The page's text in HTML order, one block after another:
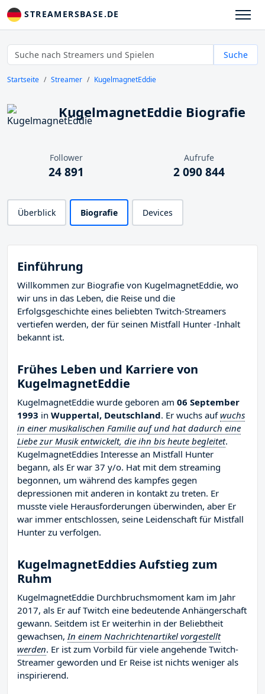
STREAMERSBASE.DE
Suche
Startseite Streamer KugelmagnetEddie
KugelmagnetEddie Biografie
Follower
24 891
Aufrufe
2 090 844
Überblick Biografie Devices
Einführung
Willkommen zur Biografie von KugelmagnetEddie, wo
wir uns in das Leben, die Reise und die
Erfolgsgeschichte eines beliebten Twitch-Streamers
vertiefen werden, der für seinen Mistfall Hunter -Inhalt
bekannt ist.
Frühes Leben und Karriere von
KugelmagnetEddie
KugelmagnetEddie wurde geboren am 06 September
1993 in Wuppertal, Deutschland. Er wuchs aufwuchs
in einer musikalischen Familie auf und hat dadurch eine
Liebe zur Musik entwickelt, die ihn bis heute begleitet.
KugelmagnetEddies Interesse an Mistfall Hunter
begann, als Er war 37 y/o. Hat mit dem streaming
begonnen, um während des kampfes gegen
depressionen mit anderen in kontakt zu treten. Er
musste viele Herausforderungen überwinden, aber Er
war immer entschlossen, seine Leidenschaft für Mistfall
Hunter zu verfolgen.
KugelmagnetEddies Aufstieg zum
Ruhm
KugelmagnetEddie Durchbruchsmoment kam im Jahr
2017, als Er auf Twitch eine bedeutende Anhängerschaft
gewann. Seitdem ist Er weiterhin in der Beliebtheit
gewachsen,In einem Nachrichtenartikel vorgestellt
werden. Er ist zum Vorbild für viele angehende Twitch-
Streamer geworden und Er Reise ist nichts weniger als
inspirierend.